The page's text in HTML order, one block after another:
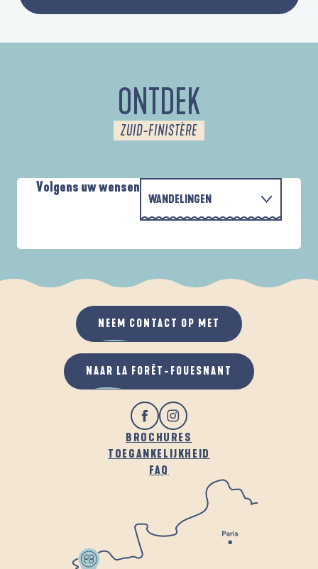
ONTDEK
ZUID-FINISTÈRE
Volgens uw wensen
WANDELINGEN
ALS HET REGENT
IN DE FRISSE LUCHT
BROCHURES
TOEGANKELIJKHEID
FAQ
NEEM CONTACT OP MET
NAAR LA FORÊT-FOUESNANT